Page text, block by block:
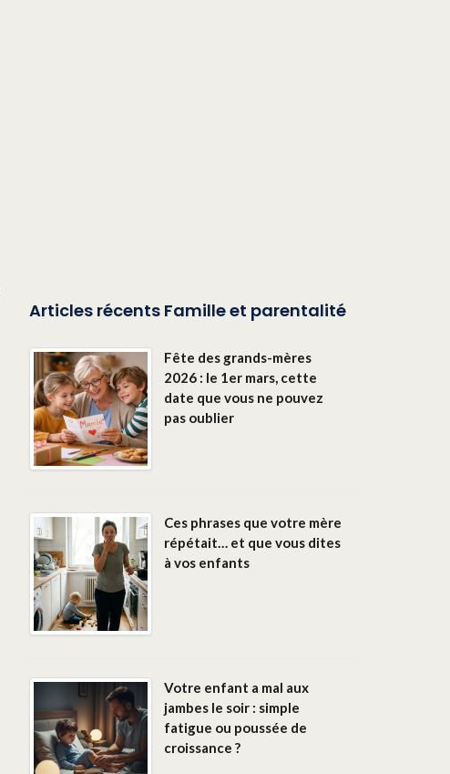
Articles récents Famille et parentalité
Fête des grands-mères
2026 : le 1er mars, cette
date que vous ne pouvez
pas oublier
Ces phrases que votre mère
répétait… et que vous dites
à vos enfants
Votre enfant a mal aux
jambes le soir : simple
fatigue ou poussée de
croissance ?